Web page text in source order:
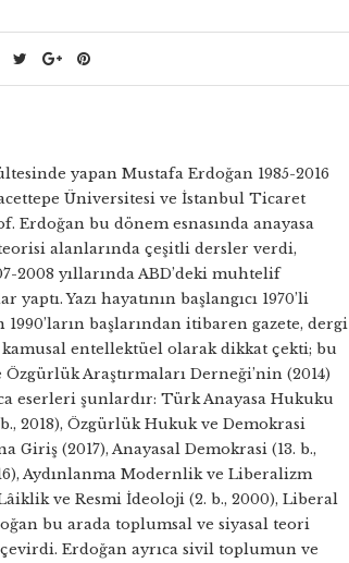
yapan Mustafa Erdoğan 1985-2016
Üniversitesi ve İstanbul Ticaret
Erdoğan bu dönem esnasında anayasa
alanlarında çeşitli dersler verdi,
2008 yıllarında ABD’deki muhtelif
Yazı hayatının başlangıcı 1970’li
başlarından itibaren gazete, dergi
entellektüel olarak dikkat çekti; bu
Araştırmaları Derneği’nin (2014)
eserleri şunlardır: Türk Anayasa Hukuku
2018), Özgürlük Hukuk ve Demokrasi
Giriş (2017), Anayasal Demokrasi (13. b.,
Aydınlanma Modernlik ve Liberalizm
ve Resmi İdeoloji (2. b., 2000), Liberal
bu arada toplumsal ve siyasal teori
Erdoğan ayrıca sivil toplumun ve